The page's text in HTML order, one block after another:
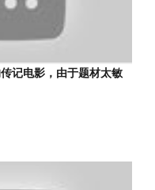
记电影，由于题材太敏